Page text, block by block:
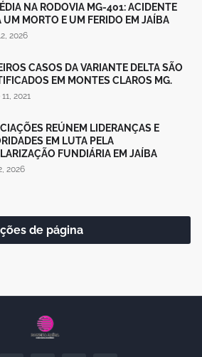
NA RODOVIA MG-401: ACIDENTE
UM MORTO E UM FERIDO EM JAÍBA
2026
CASOS DA VARIANTE DELTA SÃO
EM MONTES CLAROS MG.
2021
REÚNEM LIDERANÇAS E
EM LUTA PELA
FUNDIÁRIA EM JAÍBA
2026
de página